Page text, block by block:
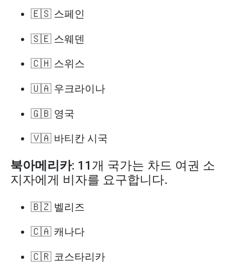
🇪🇸 스페인
🇸🇪 스웨덴
🇨🇭 스위스
🇺🇦 우크라이나
🇬🇧 영국
🇻🇦 바티칸 시국
북아메리카: 11개 국가는 차드 여권 소
지자에게 비자를 요구합니다.
🇧🇿 벨리즈
🇨🇦 캐나다
🇨🇷 코스타리카